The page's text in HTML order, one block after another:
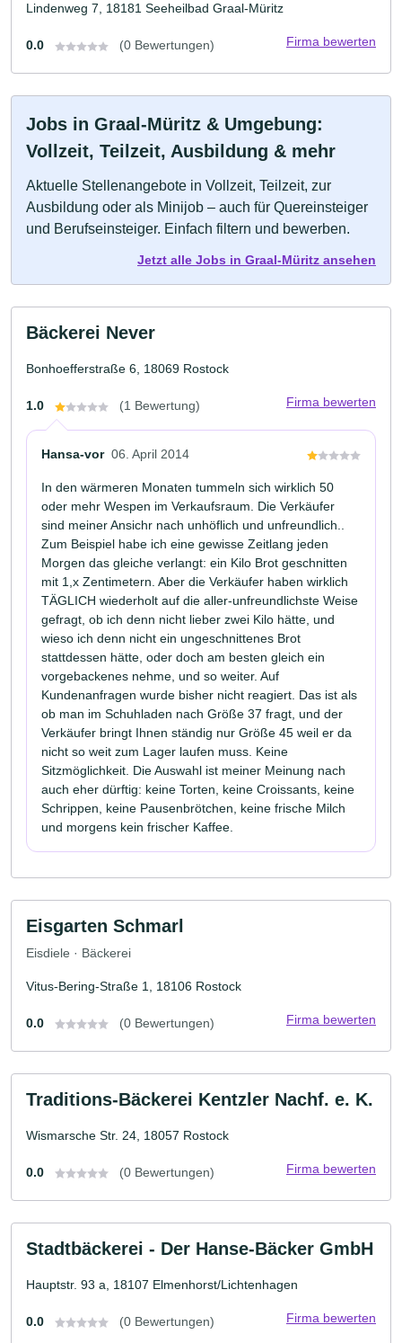
Lindenweg 7, 18181 Seeheilbad Graal-Müritz
0.0 (0 Bewertungen) Firma bewerten
Jobs in Graal-Müritz & Umgebung:
Vollzeit, Teilzeit, Ausbildung & mehr
Aktuelle Stellenangebote in Vollzeit, Teilzeit, zur
Ausbildung oder als Minijob – auch für Quereinsteiger
und Berufseinsteiger. Einfach filtern und bewerben.
Jetzt alle Jobs in Graal-Müritz ansehen
Bäckerei Never
Bonhoefferstraße 6, 18069 Rostock
1.0 (1 Bewertung) Firma bewerten
Hansa-vor 06. April 2014
In den wärmeren Monaten tummeln sich wirklich 50
oder mehr Wespen im Verkaufsraum. Die Verkäufer
sind meiner Ansichr nach unhöflich und unfreundlich..
Zum Beispiel habe ich eine gewisse Zeitlang jeden
Morgen das gleiche verlangt: ein Kilo Brot geschnitten
mit 1,x Zentimetern. Aber die Verkäufer haben wirklich
TÄGLICH wiederholt auf die aller-unfreundlichste Weise
gefragt, ob ich denn nicht lieber zwei Kilo hätte, und
wieso ich denn nicht ein ungeschnittenes Brot
stattdessen hätte, oder doch am besten gleich ein
vorgebackenes nehme, und so weiter. Auf
Kundenanfragen wurde bisher nicht reagiert. Das ist als
ob man im Schuhladen nach Größe 37 fragt, und der
Verkäufer bringt Ihnen ständig nur Größe 45 weil er da
nicht so weit zum Lager laufen muss. Keine
Sitzmöglichkeit. Die Auswahl ist meiner Meinung nach
auch eher dürftig: keine Torten, keine Croissants, keine
Schrippen, keine Pausenbrötchen, keine frische Milch
und morgens kein frischer Kaffee.
Eisgarten Schmarl
Eisdiele · Bäckerei
Vitus-Bering-Straße 1, 18106 Rostock
0.0 (0 Bewertungen) Firma bewerten
Traditions-Bäckerei Kentzler Nachf. e. K.
Wismarsche Str. 24, 18057 Rostock
0.0 (0 Bewertungen) Firma bewerten
Stadtbäckerei - Der Hanse-Bäcker GmbH
Hauptstr. 93 a, 18107 Elmenhorst/Lichtenhagen
0.0 (0 Bewertungen) Firma bewerten